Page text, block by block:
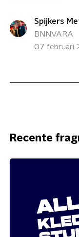
Spijkers
BNNVARA
07 februari
Recente